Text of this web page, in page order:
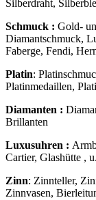
Silberdraht,
Schmuck : Gold-
Diamantschmuck,
Faberge, Fendi,
Platin:
Platinmedaillen,
Diamanten :
Brillanten
Luxusuhren :
Cartier, Glashütte ,
Zinn: Zinnteller,
Zinnvasen,